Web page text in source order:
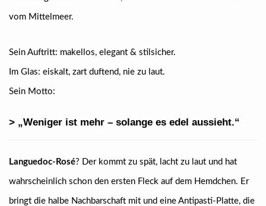
vom Mittelmeer.
Sein Auftritt: makellos, elegant & stilsicher.
Im Glas: eiskalt, zart duftend, nie zu laut.
Sein Motto:
> „Weniger ist mehr – solange es edel aussieht.“
Languedoc-Rosé? Der kommt zu spät, lacht zu laut und hat
wahrscheinlich schon den ersten Fleck auf dem Hemdchen. Er
bringt die halbe Nachbarschaft mit und eine Antipasti-Platte, die